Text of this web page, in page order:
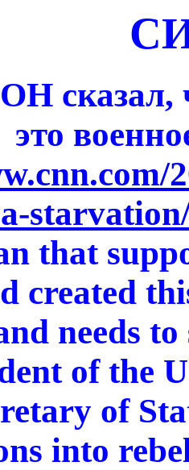
сказал,
это
that
created
needs
of the
of
into